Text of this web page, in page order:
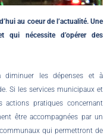
au coeur de l’actualité. Une
nécessite d’opérer des
diminuer les dépenses et à
Si les services municipaux et
pratiques concernant
être accompagnées par un
qui permettront de